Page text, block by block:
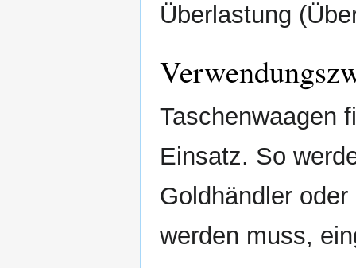
Überlastung
Taschenwaagen
Einsatz. So
Goldhändler
werden muss,